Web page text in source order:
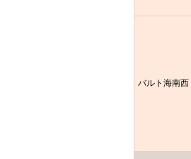
バルト海南西